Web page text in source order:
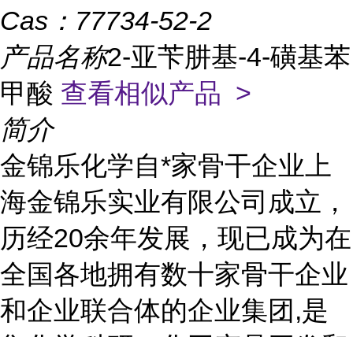
Cas： 77734-52-2
产品名称2-亚苄肼基-4-磺基苯
甲酸 查看相似产品 >
简介
金锦乐化学自*家骨干企业上
海金锦乐实业有限公司成立，
历经20余年发展，现已成为在
全国各地拥有数十家骨干企业
和企业联合体的企业集团,是